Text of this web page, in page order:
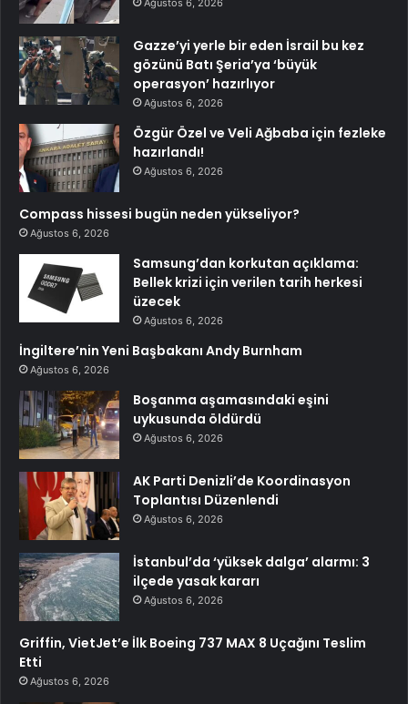
Ağustos 6, 2026
Gazze’yi yerle bir eden İsrail bu kez
gözünü Batı Şeria’ya ‘büyük
operasyon’ hazırlıyor
Ağustos 6, 2026
Özgür Özel ve Veli Ağbaba için fezleke
hazırlandı!
Ağustos 6, 2026
Compass hissesi bugün neden yükseliyor?
Ağustos 6, 2026
Samsung’dan korkutan açıklama:
Bellek krizi için verilen tarih herkesi
üzecek
Ağustos 6, 2026
İngiltere’nin Yeni Başbakanı Andy Burnham
Ağustos 6, 2026
Boşanma aşamasındaki eşini
uykusunda öldürdü
Ağustos 6, 2026
AK Parti Denizli’de Koordinasyon
Toplantısı Düzenlendi
Ağustos 6, 2026
İstanbul’da ‘yüksek dalga’ alarmı: 3
ilçede yasak kararı
Ağustos 6, 2026
Griffin, VietJet’e İlk Boeing 737 MAX 8 Uçağını Teslim
Etti
Ağustos 6, 2026